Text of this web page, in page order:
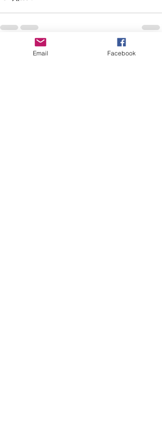
最新記事 すべて表示
Email Facebook